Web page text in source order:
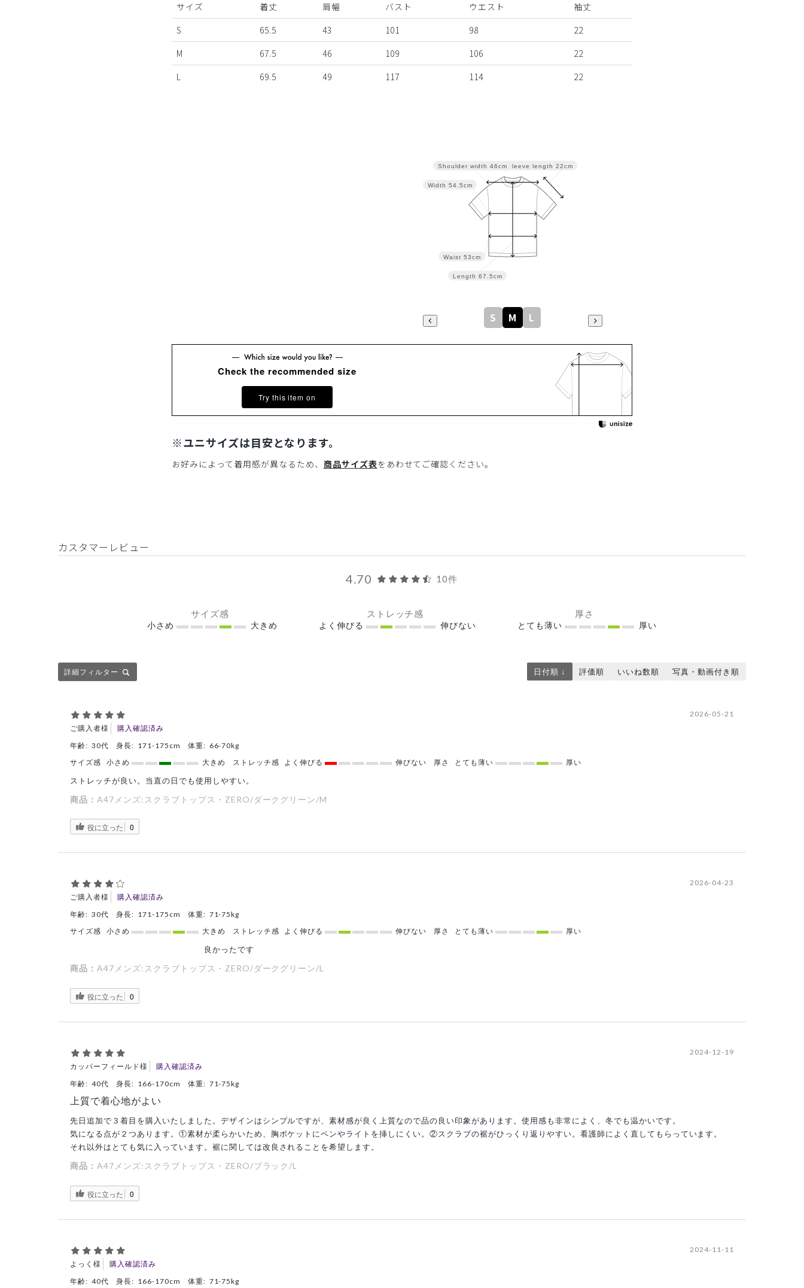
サイズ
着丈 肩幅 バスト ウエスト
袖丈
S
65.5 43 101 98
22
M
67.5 46 109 106
22
L
69.5 49 117 114 22
Sleeve length 22cm
Length 67.5cm
Waist 53cm
Width 54.5cm
Shoulder width 46cm
S M L
Check the recommended size
Try this item on
※ユニサイズは目安となります。
お好みによって着用感が異なるため、 商品サイズ表をあわせてご確認ください。
カスタマーレビュー
4.70 10件
サイズ感
小さめ 大きめ
ストレッチ感
よく伸びる 伸びない
厚さ
とても薄い 厚い
詳細フィルター 日付順 ↓ 評価順 いいね数順 写真・動画付き順
ご購入者様 購入確認済み
2026-05-21
年齢: 30代 身長: 171-175cm 体重: 66-70kg
サイズ感
小さめ 大きめ ストレッチ感 よく伸びる 伸びない 厚さ とても薄い 厚い
ストレッチが良い。当直の日でも使用しやすい。
商品： A47メンズ:スクラブトップス・ZERO/ダークグリーン/M
役に立った 0
ご購入者様 購入確認済み
2026-04-23
年齢: 30代 身長: 171-175cm 体重: 71-75kg
サイズ感
小さめ 大きめ ストレッチ感 よく伸びる 伸びない 厚さ とても薄い 厚い
良かったです
商品： A47メンズ:スクラブトップス・ZERO/ダークグリーン/L
役に立った 0
カッパーフィールド様 購入確認済み
2024-12-19
年齢: 40代 身長: 166-170cm 体重: 71-75kg
上質で着心地がよい
先日追加で３着目を購入いたしました。デザインはシンプルですが、素材感が良く上質なので品の良い印象があります。使用感も非常によく、冬でも温かいです。
気になる点が２つあります。①素材が柔らかいため、胸ポケットにペンやライトを挿しにくい。②スクラブの裾がひっくり返りやすい。看護師によく直してもらっています。
それ以外はとても気に入っています。裾に関しては改良されることを希望します。
商品： A47メンズ:スクラブトップス・ZERO/ブラック/L
役に立った 0
よっく様 購入確認済み
2024-11-11
年齢: 40代 身長: 166-170cm 体重: 71-75kg